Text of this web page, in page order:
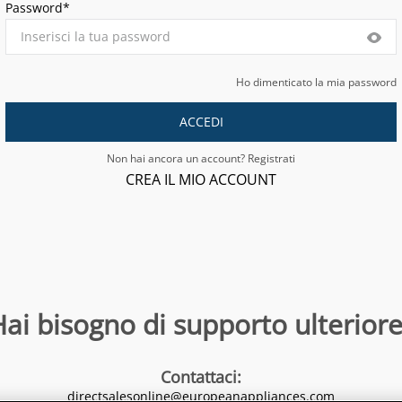
Password*
Ho dimenticato la mia password
ACCEDI
Non hai ancora un account? Registrati
CREA IL MIO ACCOUNT
bisogno di supporto
Contattaci:
directsalesonline@europeanappliances.com